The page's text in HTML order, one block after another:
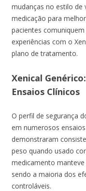
mudanças no estilo de
medicação para
pacientes
experiências com o
plano de tratamento.
Xenical
Ensaios Clínicos
O perfil de segurança
em numerosos
demonstraram
peso quando usado
medicamento
sendo a maioria dos
controláveis.